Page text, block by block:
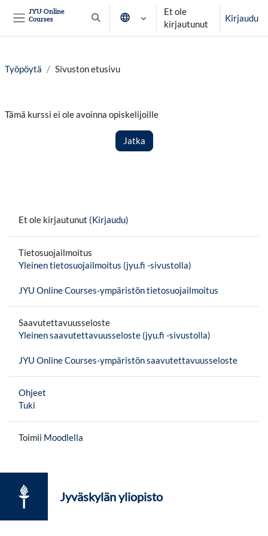
JYU Online
Courses
Vaihda hakusyöttöä
Et ole
kirjautunut
Kirjaudu
Työpöytä Sivuston etusivu
Tämä kurssi ei ole avoinna opiskelijoille
Jatka
Et ole kirjautunut (Kirjaudu)
Tietosuojailmoitus
Yleinen tietosuojailmoitus (jyu.fi -sivustolla)
JYU Online Courses-ympäristön tietosuojailmoitus
Saavutettavuusseloste
Yleinen saavutettavuusseloste (jyu.fi -sivustolla)
JYU Online Courses-ympäristön saavutettavuusseloste
Ohjeet
Tuki
Toimii Moodlella
Jyväskylän yliopisto